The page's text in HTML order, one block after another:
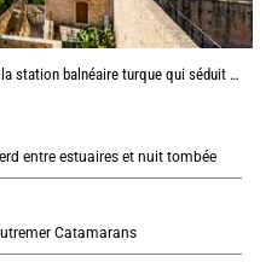
turque qui séduit jusque de l’autre côté de la mer Égée
entre estuaires et nuit tombée
Catamarans